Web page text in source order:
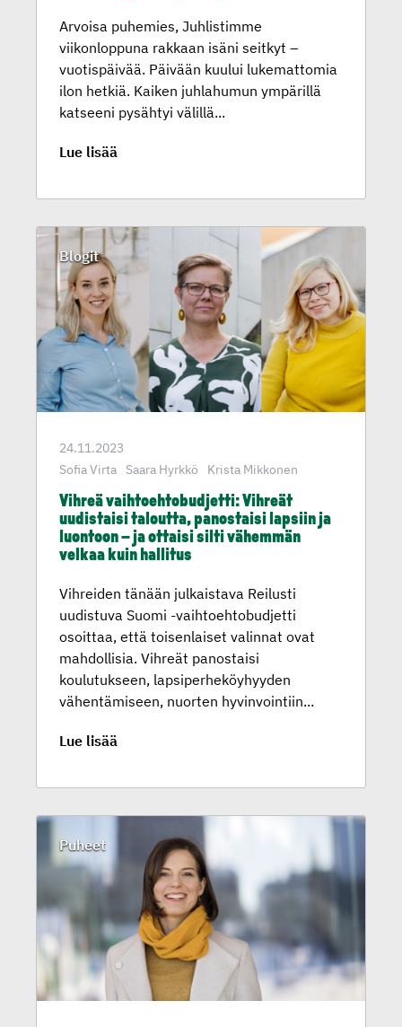
Arvoisa puhemies, Juhlistimme
viikonloppuna rakkaan isäni seitkyt –
vuotispäivää. Päivään kuului lukemattomia
ilon hetkiä. Kaiken juhlahumun ympärillä
katseeni pysähtyi välillä...
Lue lisää
24.11.2023
Sofia Virta
Saara Hyrkkö Krista Mikkonen
Vihreä vaihtoeh­to­bud­jetti: Vihreät
uudistaisi taloutta, panostaisi lapsiin ja
luontoon – ja ottaisi silti vähemmän
velkaa kuin hallitus
Vihreiden tänään julkaistava Reilusti
uudistuva Suomi -vaihtoehtobudjetti
osoittaa, että toisenlaiset valinnat ovat
mahdollisia. Vihreät panostaisi
koulutukseen, lapsiperheköyhyyden
vähentämiseen, nuorten hyvinvointiin...
Lue lisää
Blogit
Puheet